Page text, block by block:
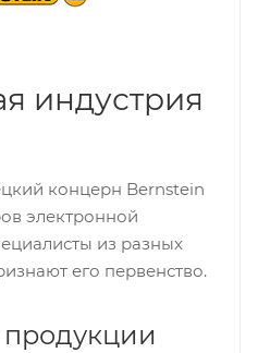
индустрия
концерн Bernstein
электронной
из разных
его первенство.